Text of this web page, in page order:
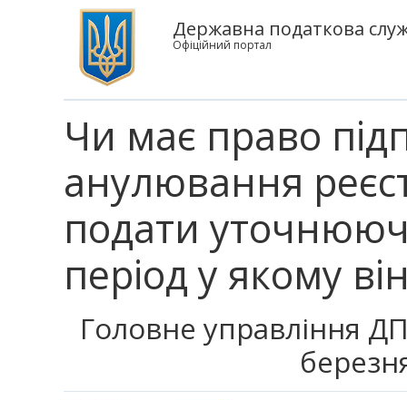
Державна податкова
Офіційний портал
Чи має право
анулювання
подати
період у якому
Головне управління